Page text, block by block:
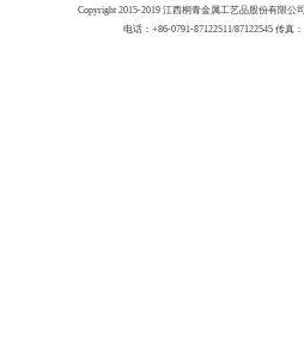
Copyright 2015-2019 江西桐青金属工艺品股份有限公
电话：+86-0791-87122511/87122545 传真